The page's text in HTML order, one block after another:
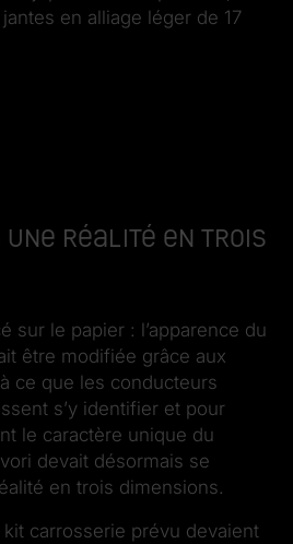
en alliage léger de 17
une réalité en trois
sur le papier : l’apparence du
être modifiée grâce aux
ce que les conducteurs
s’y identifier et pour
le caractère unique du
devait désormais se
en trois dimensions.
carrosserie prévu devaient